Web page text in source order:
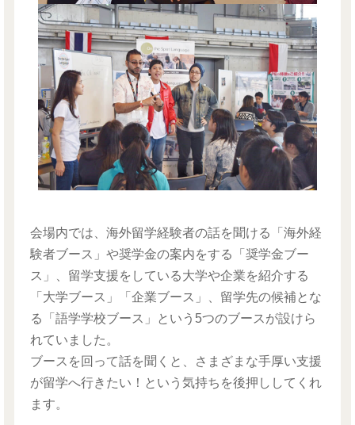
会場内では、海外留学経験者の話を聞ける「海外経
験者ブース」や奨学金の案内をする「奨学金ブー
ス」、留学支援をしている大学や企業を紹介する
「大学ブース」「企業ブース」、留学先の候補とな
る「語学学校ブース」という5つのブースが設けら
れていました。
ブースを回って話を聞くと、さまざまな手厚い支援
が留学へ行きたい！という気持ちを後押ししてくれ
ます。